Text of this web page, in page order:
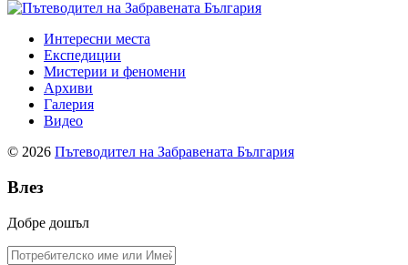
Интересни места
Експедиции
Мистерии и феномени
Архиви
Галерия
Видео
© 2026 Пътеводител на Забравената България
Влез
Добре дошъл